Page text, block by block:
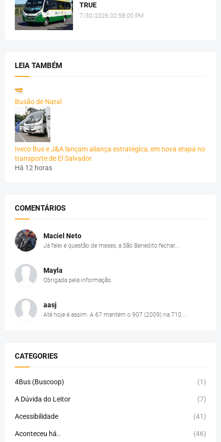
TRUE
7/30/2026 02:58:00 PM
LEIA TAMBÉM
Busão de Natal
Iveco Bus e J&A lançam aliança estratégica, em nova etapa no
transporte de El Salvador
Há 12 horas
COMENTÁRIOS
Maciel Neto
Já falei é questão de meses, a São Benedito fechar...
Mayla
Obrigada pela informação.
aasj
Até hoje é assim. A 67 mantém o 907 (2009) na 710....
CATEGORIES
4Bus (Buscoop) (1)
A Dúvida do Leitor (7)
Acessibilidade (41)
Aconteceu há.. (46)